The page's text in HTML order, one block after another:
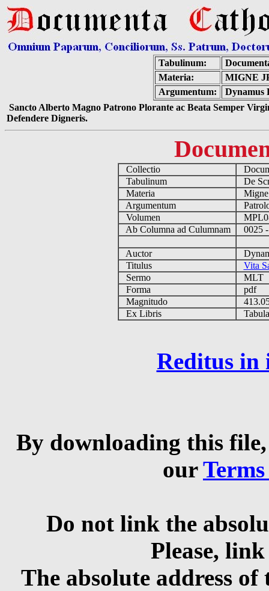
Tabulinum:
Materia:
MIGNE
Argumentum:
Dynamus
Sancto Alberto Magno Patrono Plorante ac Beata Semper
Defendere Digneris.
Collectio
Tabulinum
De
Materia
Argumentum
Volumen
Ab Columna ad Culumnam
0025
Auctor
Titulus
Vita
Sermo
MLT
Forma
pdf
Magnitudo
Ex Libris
Reditus in
By downloading this
our
Do not link the
Please,
The absolute address